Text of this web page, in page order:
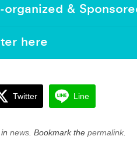
organized &
here
Twitter Line
news . Bookmark the permalink